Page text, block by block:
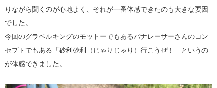
りながら聞くのが心地よく、それが一番体感できたのも大きな要因
でした。
今回のグラベルキングのモットーでもあるパナレーサーさんのコン
セプトでもある
「砂利砂利（じゃりじゃり）行こうぜ！」
というの
が体感できました。